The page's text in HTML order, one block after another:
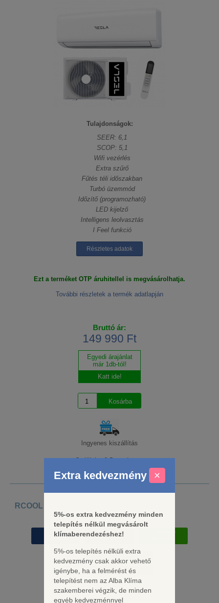
Tulajdonságok:
SEER: 6,1
SCOP: 5,1
Wifi vezérlés
Extra szűrő
Fűtés téli időszakban
Turbó üzemmód
Időzítő (programozható)
LED kijelző
Intelligens leolvasztás
I Feel funkció
Részletes adatok
Ezt a terméket OTP áruhitellel is megvásárolhatja.
További részletek a termék adatlapján
Bruttó ár:
149 990 Ft
Egyedi árajánlat
már 1db-tól!
Katt ide!
Ingyenes kiszállítás
Szállítás: 2-5 munkanap
RCOOL Easy oldalfali klíma szett 2,6 kW
Cikkszám: KSZKLM3500
Hűtés
2,6 kW
Fűtés
2,7 kW
Energiaosztály
Extra kedvezmény ×
5%-os extra kedvezmény minden
telepítés nélkül megvásárolt
klímaberendezéshez!
5%-os telepítés nélküli extra
kedvezmény csak akkor vehető
igénybe, ha a felmérést és
telepítést nem az Alba Klíma
szakemberei végzik, de minden
egyéb kedvezménnyel